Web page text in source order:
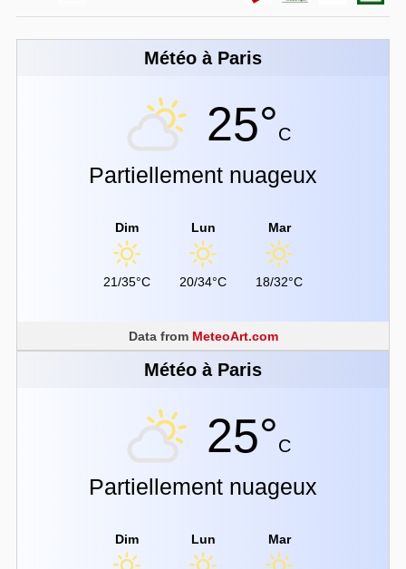
Météo à Paris
25°C
Partiellement nuageux
Dim
21/35°C
Lun
20/34°C
Mar
18/32°C
Data from MeteoArt.com
Météo à Paris
25°C
Partiellement nuageux
Dim Lun Mar